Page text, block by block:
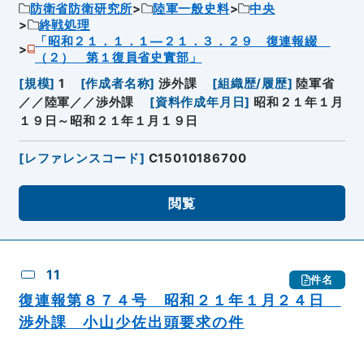
防衛省防衛研究所 陸軍一般史料
中央
終戦処理
「昭和２１．１．１―２１．３．２９ 復連報綴
（２） 第１復員省史實部」
[規模] 1 [作成者名称] 渉外課 [組織歴/履歴] 陸軍省
／／陸軍／／渉外課
[資料作成年月日] 昭和２１年１月
１９日～昭和２１年１月１９日
[レファレンスコード] C15010186700
閲覧
11 件名
復連報第８７４号 昭和２１年１月２４日
渉外課 小山少佐出頭要求の件